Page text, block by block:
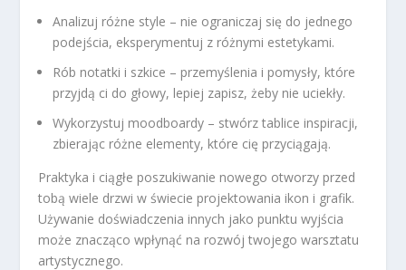
Analizuj różne style – nie ograniczaj się do jednego
podejścia, eksperymentuj z różnymi estetykami.
Rób notatki i szkice – przemyślenia i pomysły, które
przyjdą ci do głowy, lepiej zapisz, żeby nie uciekły.
Wykorzystuj moodboardy – stwórz tablice inspiracji,
zbierając różne elementy, które cię przyciągają.
Praktyka i ciągłe poszukiwanie nowego otworzy przed
tobą wiele drzwi w świecie projektowania ikon i grafik.
Używanie doświadczenia innych jako punktu wyjścia
może znacząco wpłynąć na rozwój twojego warsztatu
artystycznego.